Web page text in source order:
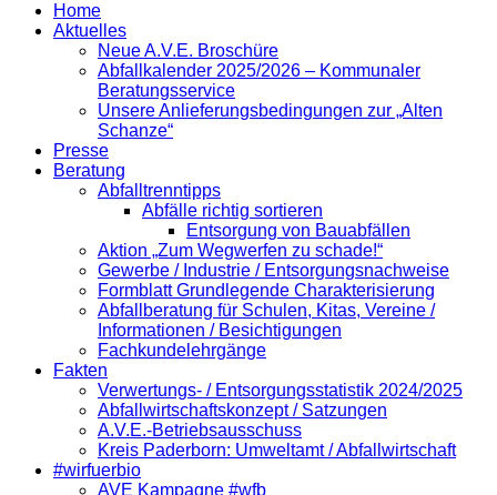
Home
Aktuelles
Neue A.V.E. Broschüre
Abfallkalender 2025/2026 – Kommunaler
Beratungsservice
Unsere Anlieferungsbedingungen zur „Alten
Schanze“
Presse
Beratung
Abfalltrenntipps
Abfälle richtig sortieren
Entsorgung von Bauabfällen
Aktion „Zum Wegwerfen zu schade!“
Gewerbe / Industrie / Entsorgungsnachweise
Formblatt Grundlegende Charakterisierung
Abfallberatung für Schulen, Kitas, Vereine /
Informationen / Besichtigungen
Fachkundelehrgänge
Fakten
Verwertungs- / Entsorgungsstatistik 2024/2025
Abfallwirtschaftskonzept / Satzungen
A.V.E.-Betriebsausschuss
Kreis Paderborn: Umweltamt / Abfallwirtschaft
#wirfuerbio
AVE Kampagne #wfb